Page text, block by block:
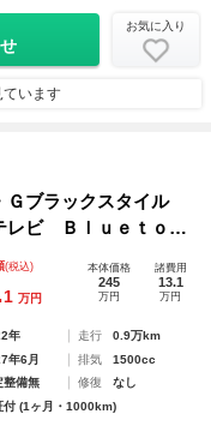
お気に入り
ています
Ｇブラックスタイル
ビ Ｂｌｕｅｔｏｏ
ー ビルトインＥＴ
パワースライドド
(税込)
1 万円
本体価格
245
万円
諸費用
13.1
万円
年 走行
0.9万km
年6月 排気
1500cc
整備無 修復
なし
付 (1ヶ月・1000km)